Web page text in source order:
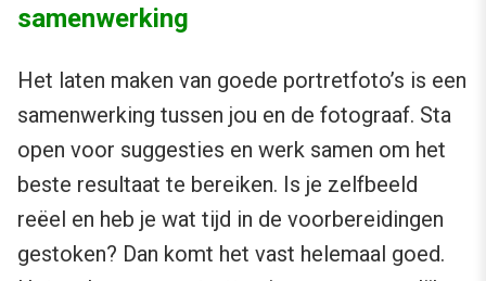
samenwerking
Het laten maken van goede portretfoto’s is een
samenwerking tussen jou en de fotograaf. Sta
open voor suggesties en werk samen om het
beste resultaat te bereiken. Is je zelfbeeld
reëel en heb je wat tijd in de voorbereidingen
gestoken? Dan komt het vast helemaal goed.